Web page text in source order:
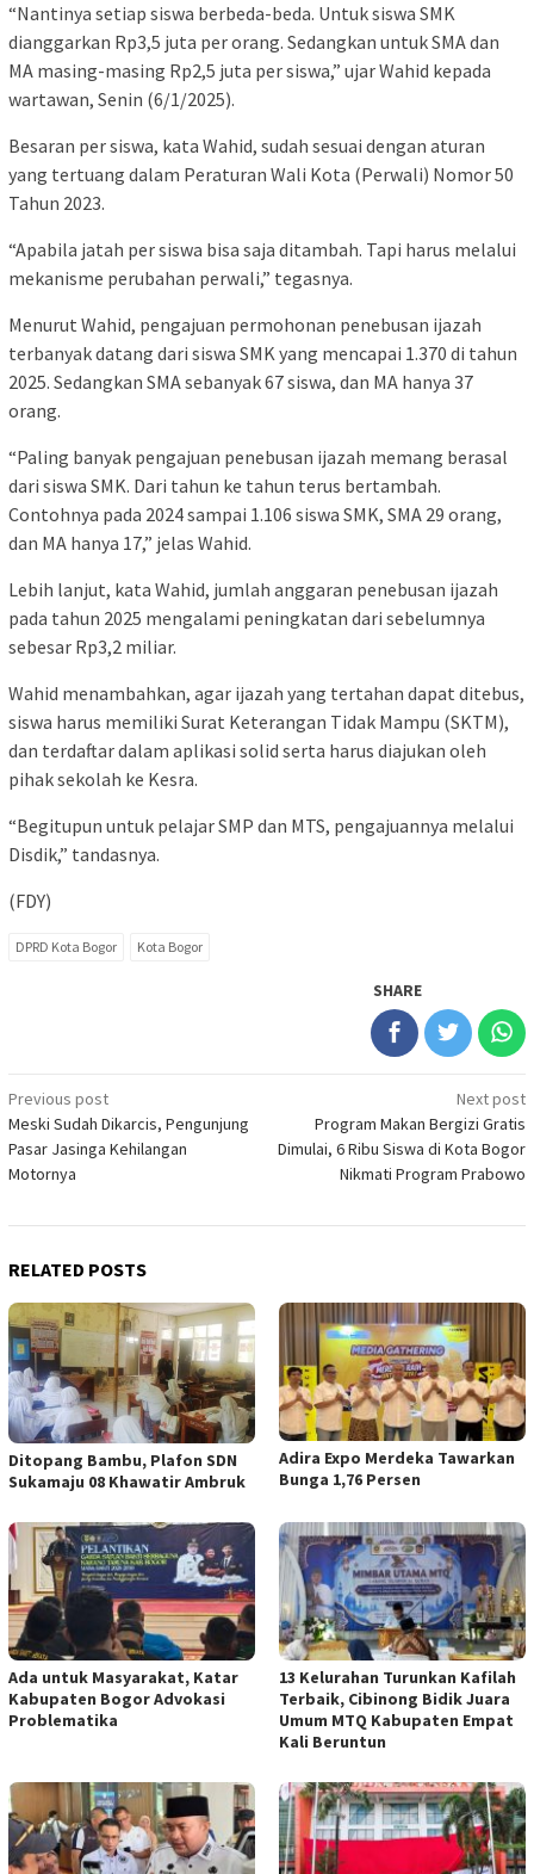
“Nantinya setiap siswa berbeda-beda. Untuk siswa SMK
dianggarkan Rp3,5 juta per orang. Sedangkan untuk SMA dan
MA masing-masing Rp2,5 juta per siswa,” ujar Wahid kepada
wartawan, Senin (6/1/2025).
Besaran per siswa, kata Wahid, sudah sesuai dengan aturan
yang tertuang dalam Peraturan Wali Kota (Perwali) Nomor 50
Tahun 2023.
“Apabila jatah per siswa bisa saja ditambah. Tapi harus melalui
mekanisme perubahan perwali,” tegasnya.
Menurut Wahid, pengajuan permohonan penebusan ijazah
terbanyak datang dari siswa SMK yang mencapai 1.370 di tahun
2025. Sedangkan SMA sebanyak 67 siswa, dan MA hanya 37
orang.
“Paling banyak pengajuan penebusan ijazah memang berasal
dari siswa SMK. Dari tahun ke tahun terus bertambah.
Contohnya pada 2024 sampai 1.106 siswa SMK, SMA 29 orang,
dan MA hanya 17,” jelas Wahid.
Lebih lanjut, kata Wahid, jumlah anggaran penebusan ijazah
pada tahun 2025 mengalami peningkatan dari sebelumnya
sebesar Rp3,2 miliar.
Wahid menambahkan, agar ijazah yang tertahan dapat ditebus,
siswa harus memiliki Surat Keterangan Tidak Mampu (SKTM),
dan terdaftar dalam aplikasi solid serta harus diajukan oleh
pihak sekolah ke Kesra.
“Begitupun untuk pelajar SMP dan MTS, pengajuannya melalui
Disdik,” tandasnya.
(FDY)
DPRD Kota Bogor Kota Bogor
SHARE
Post
navigation
Previous post
Meski Sudah Dikarcis, Pengunjung
Pasar Jasinga Kehilangan
Motornya
Next post
Program Makan Bergizi Gratis
Dimulai, 6 Ribu Siswa di Kota Bogor
Nikmati Program Prabowo
RELATED POSTS
Ditopang Bambu, Plafon SDN
Sukamaju 08 Khawatir Ambruk
Adira Expo Merdeka Tawarkan
Bunga 1,76 Persen
Ada untuk Masyarakat, Katar
Kabupaten Bogor Advokasi
Problematika
13 Kelurahan Turunkan Kafilah
Terbaik, Cibinong Bidik Juara
Umum MTQ Kabupaten Empat
Kali Beruntun